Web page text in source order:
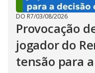
DO R7/03/08/2026
Provocação
jogador do
tensão para